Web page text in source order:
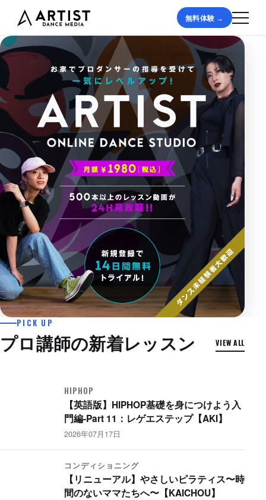
無料体験 →
PICK UP
プロ講師の新着レッスン VIEW ALL
2026年07月24日
【英語版】HIPHOP振付 初級 〜 Nana
Yo-Sea feat. Daichi Yamamoto 〜
HIPHOP
【英語版】HIPHOP基礎を身につけよう入
門編-Part 11：レゲエステップ【AKI】
2026年07月17日
コンディショニング
【リニューアル】やさしいピラティス〜時
間のないママたちへ〜【KAICHOU】